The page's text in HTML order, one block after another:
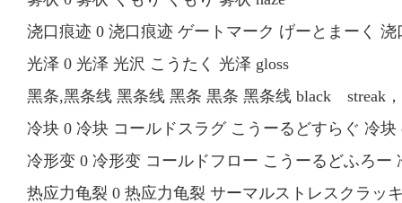
浇口痕迹 0 浇口痕迹 ゲートマーク げーとまーく
光泽 0 光泽 光沢 こうたく 光泽 gloss
黑条,黑条线 黑条线 黑条 黒条 黑条线 black streak
冷块 0 冷块 コールドスラグ こうーるどすらぐ 冷
冷形变 0 冷形变 コールドフロー こうーるどふろ
热应力龟裂 0 热应力龟裂 サーマルストレスクラッ